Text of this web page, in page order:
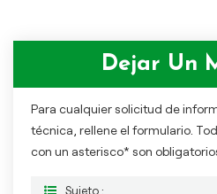
Dejar Un
Para cualquier solicitud de
técnica, rellene el formulario.
con un asterisco* son
Sujeto :